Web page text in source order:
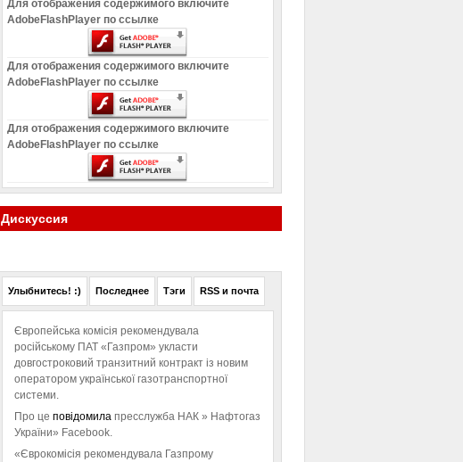
Для отображения содержимого включите
AdobeFlashPlayer по ссылке
Для отображения содержимого включите
AdobeFlashPlayer по ссылке
Для отображения содержимого включите
AdobeFlashPlayer по ссылке
Дискуссия
Улыбнитесь! :) Последнее Тэги RSS и почта
Європейська комісія рекомендувала
російському ПАТ «Газпром» укласти
довгостроковий транзитний контракт із новим
оператором української газотранспортної
системи.
Про це повідомила пресслужба НАК » Нафтогаз
України» Facebook.
«Єврокомісія рекомендувала Газпрому